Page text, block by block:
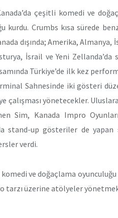
çeşitli komedi ve
kurdu. Crumbs kısa sürede
dışında; Amerika, Alman­ya,
İsrail ve Yeni
Türki­ye’de ilk kez
Sahnesinde iki gösteri
çalışması yönetecekler.
Sim, Kanada Impro
stand-up gösteriler de yapan
verdi.
komedi ve doğaçlama
tarzı üzerine atölyeler